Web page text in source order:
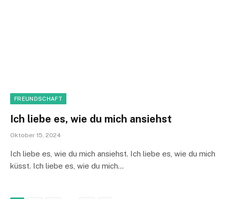
FREUNDSCHAFT
Ich liebe es, wie du mich ansiehst
Oktober 15, 2024
Ich liebe es, wie du mich ansiehst. Ich liebe es, wie du mich
küsst. Ich liebe es, wie du mich…